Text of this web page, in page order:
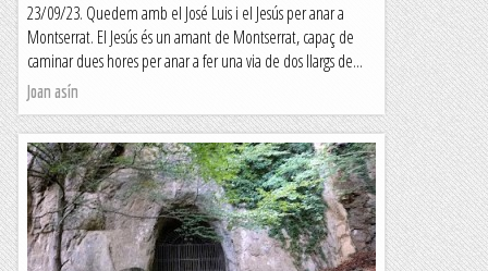
23/09/23. Quedem amb el José Luis i el Jesús per anar a
Montserrat. El Jesús és un amant de Montserrat, capaç de
caminar dues hores per anar a fer una via de dos llargs de...
Joan asín